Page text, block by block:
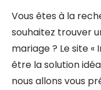
Vous êtes à la
souhaitez trouver
mariage ? Le site
être la solution
nous allons vous